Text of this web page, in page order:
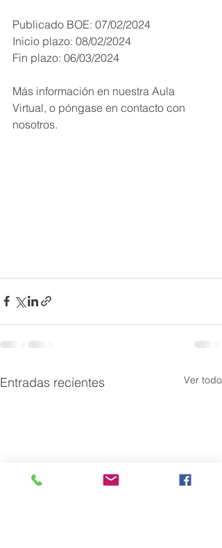
Publicado BOE: 07/02/2024
Inicio plazo: 08/02/2024
Fin plazo: 06/03/2024
Más información en nuestra Aula
Virtual, o póngase en contacto con
nosotros.
Entradas recientes Ver todo